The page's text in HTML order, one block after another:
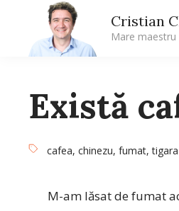
Cristian
Mare maestru
Există
cafea, chinezu, fumat,tigara
M-am lăsat de fumat